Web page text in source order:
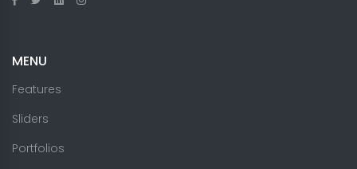
MENU
Features
Sliders
Portfolios